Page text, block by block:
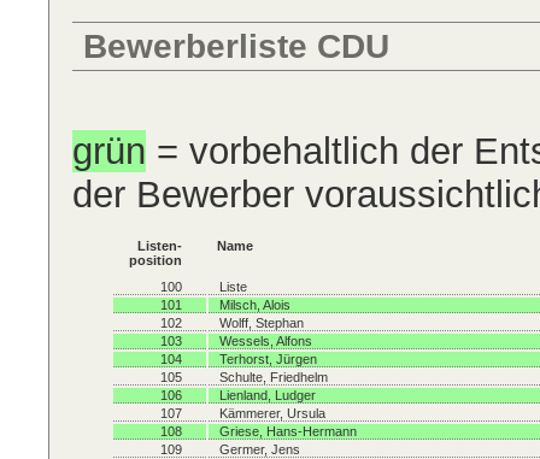
Bewerberliste CDU
grün = vorbehaltlich der
der Bewerber
Listen-
position
Name
100
Liste
101
Milsch, Alois
102
Wolff, Stephan
103
Wessels, Alfons
104
Terhorst, Jürgen
105
Schulte, Friedhelm
106
Lienland, Ludger
107
Kämmerer, Ursula
108
Griese, Hans-Hermann
109
Germer, Jens